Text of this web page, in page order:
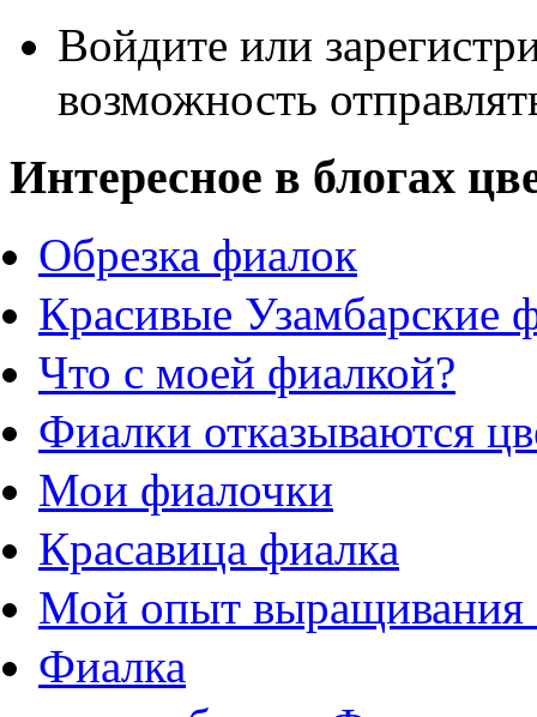
Войдите или
возможность
Интересное в блогах
Обрезка фиалок
Красивые Узамбарские
Что с моей фиалкой?
Фиалки отказываются
Мои фиалочки
Красавица фиалка
Мой опыт выращивания
Фиалка